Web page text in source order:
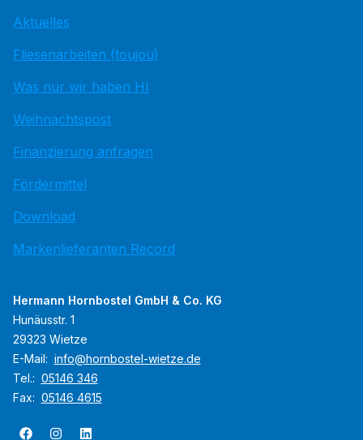
Aktuelles
Fliesenarbeiten (toujou)
Was nur wir haben HI
Weihnachtspost
Finanzierung anfragen
Fördermittel
Download
Markenlieferanten Record
Hermann Hornbostel GmbH & Co. KG
Hunäusstr. 1
29323 Wietze
E-Mail: info@hornbostel-wietze.de
Tel.: 05146 346
Fax: 05146 4615